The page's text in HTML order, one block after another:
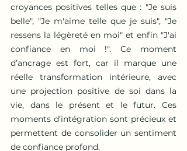
croyances positives telles que : "Je suis
belle", "Je m'aime telle que je suis", "Je
ressens la légèreté en moi" et enfin "J'ai
confiance en moi !". Ce moment
d’ancrage est fort, car il marque une
réelle transformation intérieure, avec
une projection positive de soi dans la
vie, dans le présent et le futur. Ces
moments d’intégration sont précieux et
permettent de consolider un sentiment
de confiance profond.